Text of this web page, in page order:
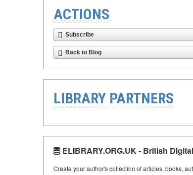
ACTIONS
Subscribe
Back to Blog
LIBRARY PARTNERS
ELIBRARY.ORG.UK - British
Create your author's collection of articles, books,